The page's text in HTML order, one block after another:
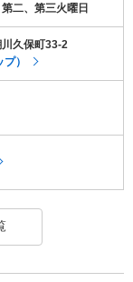
二、第三火曜日
久保町33-2
）